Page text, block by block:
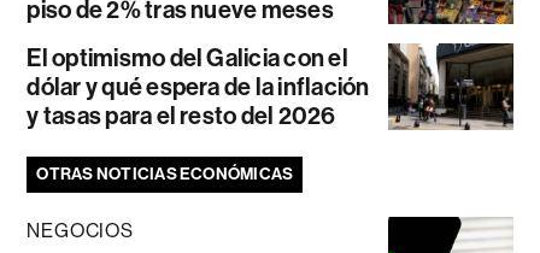
piso de 2% tras nueve meses
El optimismo del Galicia con el
dólar y qué espera de la inflación
y tasas para el resto del 2026
OTRAS NOTICIAS ECONÓMICAS
NEGOCIOS